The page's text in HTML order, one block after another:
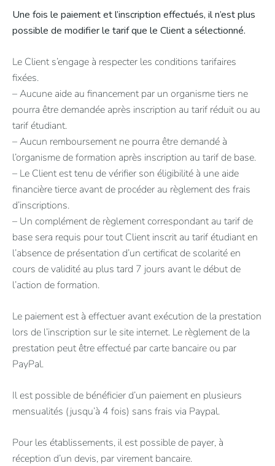
Une fois le paiement et l’inscription effectués, il n’est plus
possible de modifier le tarif que le Client a sélectionné.
Le Client s’engage à respecter les conditions tarifaires
fixées.
– Aucune aide au financement par un organisme tiers ne
pourra être demandée après inscription au tarif réduit ou au
tarif étudiant.
– Aucun remboursement ne pourra être demandé à
l’organisme de formation après inscription au tarif de base.
– Le Client est tenu de vérifier son éligibilité à une aide
financière tierce avant de procéder au règlement des frais
d’inscriptions.
– Un complément de règlement correspondant au tarif de
base sera requis pour tout Client inscrit au tarif étudiant en
l’absence de présentation d’un certificat de scolarité en
cours de validité au plus tard 7 jours avant le début de
l’action de formation.
Le paiement est à effectuer avant exécution de la prestation
lors de l’inscription sur le site internet. Le règlement de la
prestation peut être effectué par carte bancaire ou par
PayPal.
Il est possible de bénéficier d’un paiement en plusieurs
mensualités (jusqu’à 4 fois) sans frais via Paypal.
Pour les établissements, il est possible de payer, à
réception d’un devis, par virement bancaire.